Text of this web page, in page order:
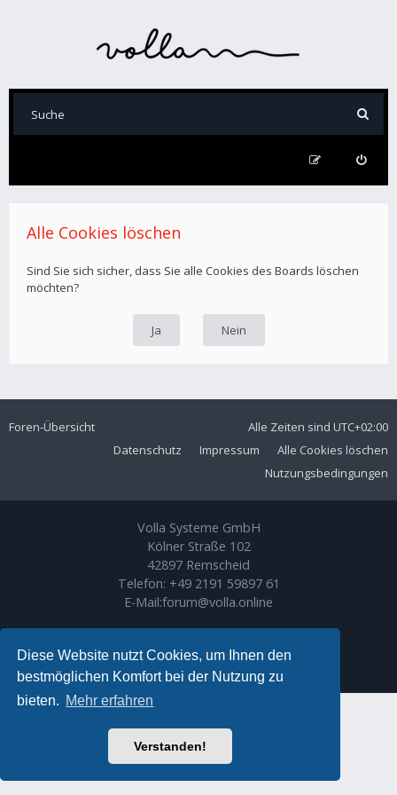
Diese Website nutzt Cookies, um Ihnen den
bestmöglichen Komfort bei der Nutzung zu
bieten. Mehr erfahren
Verstanden!
Alle Cookies löschen
Sind Sie sich sicher, dass Sie alle Cookies des Boards löschen
möchten?
Foren-Übersicht Alle Zeiten sind UTC+02:00
Alle Cookies löschen
Impressum
Datenschutz
Nutzungsbedingungen
Volla Systeme GmbH
Kölner Straße 102
42897 Remscheid
Telefon: +49 2191 59897 61
E-Mail:forum@volla.online
Ariki Theme byGramziu